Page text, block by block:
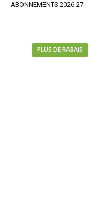
ABONNEMENTS 2026-27
PLUS DE RABAIS